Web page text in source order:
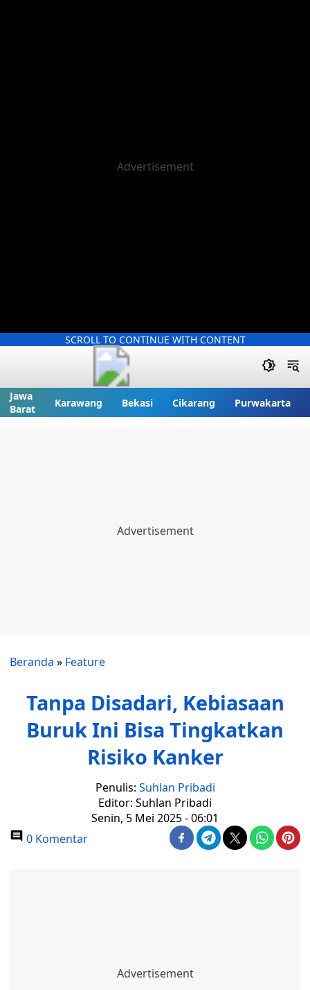
SCROLL TO CONTINUE WITH CONTENT
Jawa
Barat
Karawang Bekasi Cikarang Purwakarta
Beranda » Feature
Tanpa Disadari, Kebiasaan
Buruk Ini Bisa Tingkatkan
Risiko Kanker
Penulis: Suhlan Pribadi
Editor: Suhlan Pribadi
Senin, 5 Mei 2025 - 06:01
0 Komentar